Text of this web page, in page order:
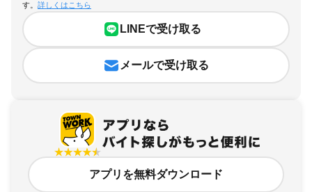
す。 詳しくはこちら
LINEで受け取る
メールで受け取る
アプリを無料ダウンロード